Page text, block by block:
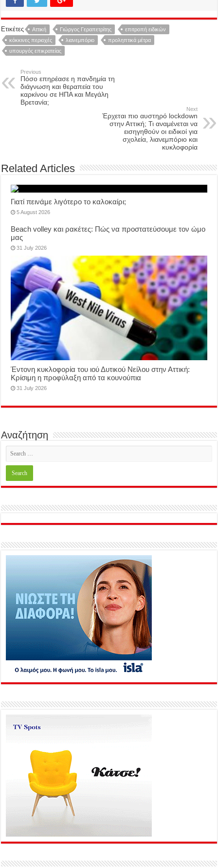
Ετικέτες Αττική Γιώργος Γεραπετρίτης
επιτροπή ειδικών
κόκκινες περιοχές
λιανεμπόριο
προληπτικά μέτρα
υπουργός επικρατείας
Previous
Πόσο επηρέασε η πανδημία τη
διάγνωση και θεραπεία του
καρκίνου σε ΗΠΑ και Μεγάλη
Βρετανία;
Next
Έρχεται πιο αυστηρό lockdown
στην Αττική; Τι αναμένεται να
εισηγηθούν οι ειδικοί για
σχολεία, λιανεμπόριο και
κυκλοφορία
Related Articles
Γιατί πεινάμε λιγότερο το καλοκαίρι;
5 August 2026
Beach volley και ρακέτες: Πώς να προστατεύσουμε τον ώμο
μας
31 July 2026
Έντονη κυκλοφορία του ιού Δυτικού Νείλου στην Αττική:
Κρίσιμη η προφύλαξη από τα κουνούπια
31 July 2026
Αναζήτηση